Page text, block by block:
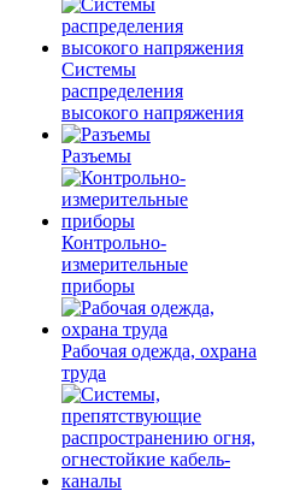
Системы
распределения
высокого напряжения
Разъемы
Контрольно-
измерительные
приборы
Рабочая одежда, охрана
труда